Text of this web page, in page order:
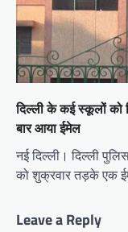
दिल्ली के कई स्कूलों को
बार आया ईमेल
नई दिल्ली। दिल्ली
को शुक्रवार तड़के एक
Leave a Reply